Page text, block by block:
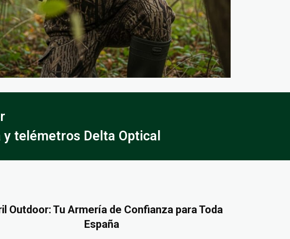
y telémetros Delta Optical
Outdoor: Tu Armería de Confianza para Toda
España